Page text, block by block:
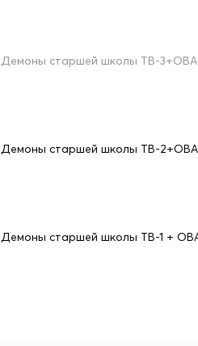
Демоны старшей школы ТВ-3+ОВА-
Демоны старшей школы ТВ-2+ОВА-
Демоны старшей школы ТВ-1 + ОВА-